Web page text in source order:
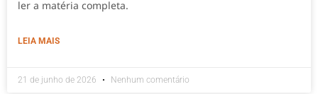
ler a matéria completa.
LEIA MAIS
21 de junho de 2026 Nenhum comentário